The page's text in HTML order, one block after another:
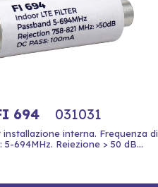
694 031031
interna. Frequenza di
694MHz. Reiezione > 50 dB...